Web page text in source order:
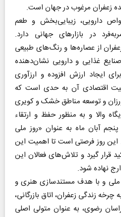
زعفران مرغوب در جهان است.
دارویی، زیبایی‌بخش و طعم
در بازار‌های جهانی دارد.
از عصاره‌ها و رنگ‌های طبیعی
غذایی و دارویی نشان‌دهنده
ایجاد ارزش افزوده و ارزآوری
اقتصادی آن به حدی است که
و توسعه مناطق خشک و کویری
والا و به منظور حفظ و ارتقاء
آبان ماه به عنوان «روز ملی
روز فرصتی است تا اهمیت این
قرار گیرد و تلاش‌های فعالان این
نهاده شود.
ملی و با هدف مستندسازی هنری و
زندگی زعفران، اتاق بازرگانی،
رضوی، به عنوان متولی اصلی